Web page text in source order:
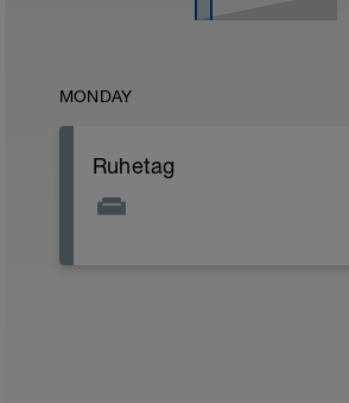
MONDAY
Ruhetag